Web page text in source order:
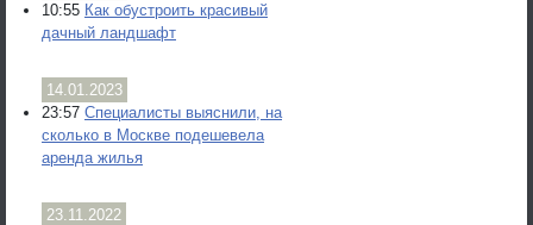
10:55 Как обустроить красивый
дачный ландшафт
14.01.2023
23:57 Специалисты выяснили, на
сколько в Москве подешевела
аренда жилья
23.11.2022